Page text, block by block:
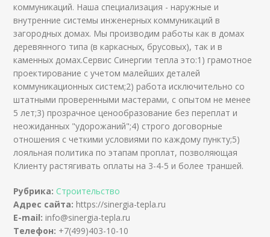
коммуникаций. Наша специализация - наружные и
внутренние системы инженерных коммуникаций в
загородных домах. Мы производим работы как в домах
деревянного типа (в каркасных, брусовых), так и в
каменных домах.Сервис Синергии тепла это:1) грамотное
проектирование с учетом малейших деталей
коммуникационных систем;2) работа исключительно со
штатными проверенными мастерами, с опытом не менее
5 лет;3) прозрачное ценообразование без переплат и
неожиданных "удорожаний";4) строго договорные
отношения с четкими условиями по каждому пункту;5)
лояльная политика по этапам проплат, позволяющая
Клиенту растягивать оплаты на 3-4-5 и более траншей.
Рубрика: Строительство
Адрес сайта: https://sinergia-tepla.ru
E-mail: info@sinergia-tepla.ru
Телефон: +7(499)403-10-10